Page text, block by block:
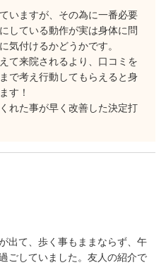
いますが、その為に一番必要
している動作が実は身体に問
気付けるかどうかです。
て来院されるより、口コミを
で考え行動してもらえると身
す！
れた事が早く改善した決定打
出て、歩く事もままならず、午
ごしていました。友人の紹介で